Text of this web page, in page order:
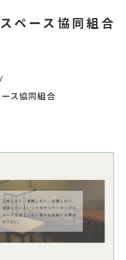
ペース協同組合
ス協同組合